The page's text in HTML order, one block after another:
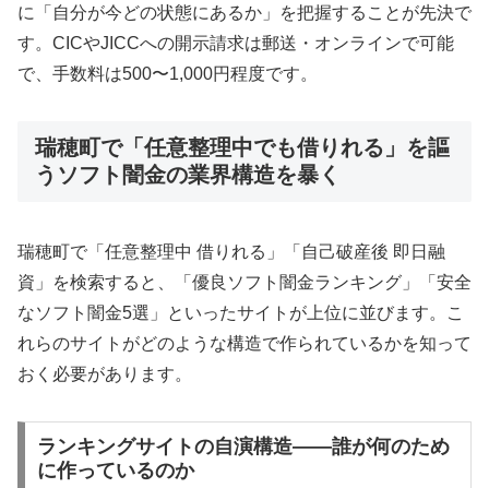
に「自分が今どの状態にあるか」を把握することが先決で
す。CICやJICCへの開示請求は郵送・オンラインで可能
で、手数料は500〜1,000円程度です。
瑞穂町で「任意整理中でも借りれる」を謳
うソフト闇金の業界構造を暴く
瑞穂町で「任意整理中 借りれる」「自己破産後 即日融
資」を検索すると、「優良ソフト闇金ランキング」「安全
なソフト闇金5選」といったサイトが上位に並びます。こ
れらのサイトがどのような構造で作られているかを知って
おく必要があります。
ランキングサイトの自演構造——誰が何のため
に作っているのか